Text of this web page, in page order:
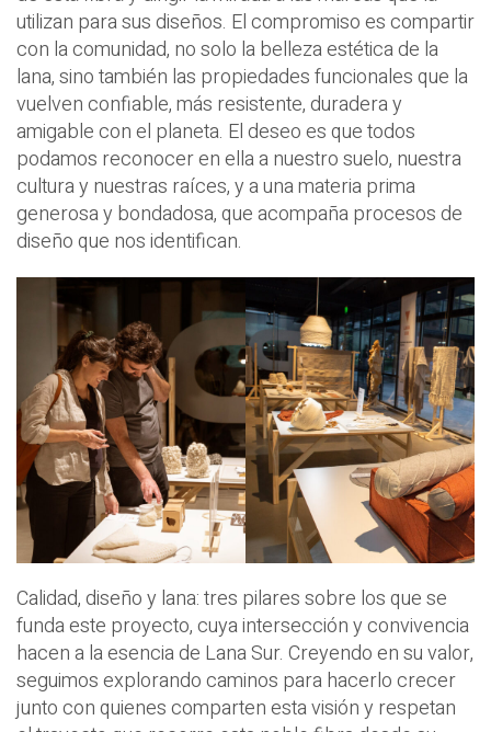
utilizan para sus diseños. El compromiso es compartir
con la comunidad, no solo la belleza estética de la
lana, sino también las propiedades funcionales que la
vuelven confiable, más resistente, duradera y
amigable con el planeta. El deseo es que todos
podamos reconocer en ella a nuestro suelo, nuestra
cultura y nuestras raíces, y a una materia prima
generosa y bondadosa, que acompaña procesos de
diseño que nos identifican.
Calidad, diseño y lana: tres pilares sobre los que se
funda este proyecto, cuya intersección y convivencia
hacen a la esencia de Lana Sur. Creyendo en su valor,
seguimos explorando caminos para hacerlo crecer
junto con quienes comparten esta visión y respetan